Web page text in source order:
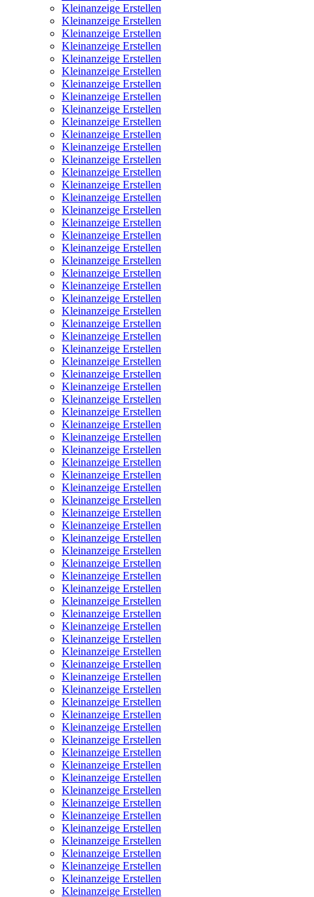
Kleinanzeige Erstellen
Kleinanzeige Erstellen
Kleinanzeige Erstellen
Kleinanzeige Erstellen
Kleinanzeige Erstellen
Kleinanzeige Erstellen
Kleinanzeige Erstellen
Kleinanzeige Erstellen
Kleinanzeige Erstellen
Kleinanzeige Erstellen
Kleinanzeige Erstellen
Kleinanzeige Erstellen
Kleinanzeige Erstellen
Kleinanzeige Erstellen
Kleinanzeige Erstellen
Kleinanzeige Erstellen
Kleinanzeige Erstellen
Kleinanzeige Erstellen
Kleinanzeige Erstellen
Kleinanzeige Erstellen
Kleinanzeige Erstellen
Kleinanzeige Erstellen
Kleinanzeige Erstellen
Kleinanzeige Erstellen
Kleinanzeige Erstellen
Kleinanzeige Erstellen
Kleinanzeige Erstellen
Kleinanzeige Erstellen
Kleinanzeige Erstellen
Kleinanzeige Erstellen
Kleinanzeige Erstellen
Kleinanzeige Erstellen
Kleinanzeige Erstellen
Kleinanzeige Erstellen
Kleinanzeige Erstellen
Kleinanzeige Erstellen
Kleinanzeige Erstellen
Kleinanzeige Erstellen
Kleinanzeige Erstellen
Kleinanzeige Erstellen
Kleinanzeige Erstellen
Kleinanzeige Erstellen
Kleinanzeige Erstellen
Kleinanzeige Erstellen
Kleinanzeige Erstellen
Kleinanzeige Erstellen
Kleinanzeige Erstellen
Kleinanzeige Erstellen
Kleinanzeige Erstellen
Kleinanzeige Erstellen
Kleinanzeige Erstellen
Kleinanzeige Erstellen
Kleinanzeige Erstellen
Kleinanzeige Erstellen
Kleinanzeige Erstellen
Kleinanzeige Erstellen
Kleinanzeige Erstellen
Kleinanzeige Erstellen
Kleinanzeige Erstellen
Kleinanzeige Erstellen
Kleinanzeige Erstellen
Kleinanzeige Erstellen
Kleinanzeige Erstellen
Kleinanzeige Erstellen
Kleinanzeige Erstellen
Kleinanzeige Erstellen
Kleinanzeige Erstellen
Kleinanzeige Erstellen
Kleinanzeige Erstellen
Kleinanzeige Erstellen
Kleinanzeige Erstellen